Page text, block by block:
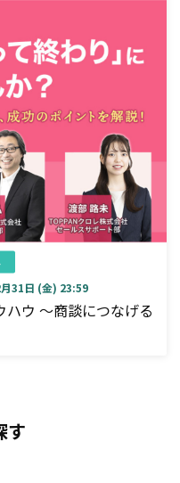
31日 (金) 23:59
ウ ～商談につなげる
す